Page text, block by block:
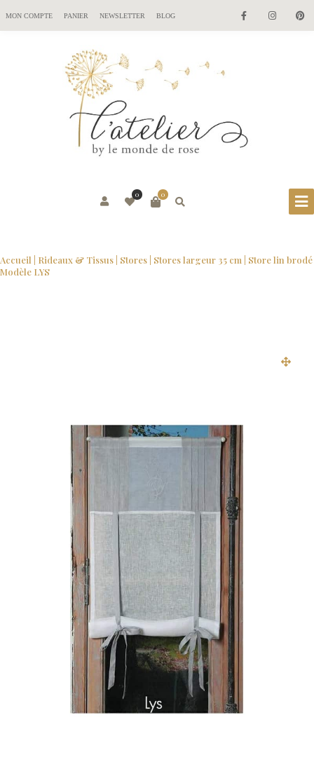
MON COMPTE PANIER NEWSLETTER BLOG
0
0
Accueil Rideaux & Tissus Stores Stores largeur 35 cm | Store lin brodé
Modèle LYS